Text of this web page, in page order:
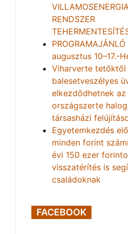
RENDSZER
augusztus 10–17.-
Viharverte tetőktől
balesetveszélyes
elkezdődhetnek az
országszerte
társasházi
Egyetemkezdés
minden forint
évi 150 ezer
visszatérítés is
családoknak
FACEBOOK